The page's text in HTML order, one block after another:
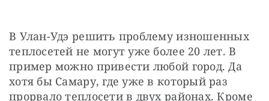
В Улан-Удэ решить проблему изношенных
теплосетей не могут уже более 20 лет. В
пример можно привести любой город. Да
хотя бы Самару, где уже в который раз
прорвало теплосети в двух районах. Кроме